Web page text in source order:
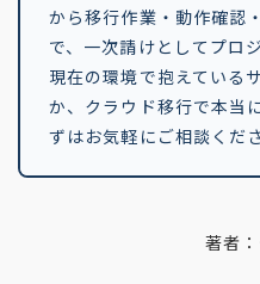
から移行作業・動作確認
で、一次請けとしてプロ
現在の環境で抱えている
か、クラウド移行で本当
ずはお気軽にご相談くださ
著者